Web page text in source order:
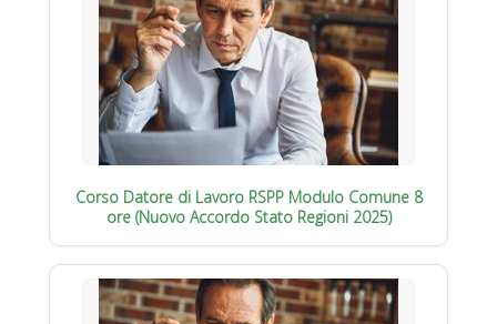
Corso Datore di Lavoro RSPP Modulo Comune 8
ore (Nuovo Accordo Stato Regioni 2025)